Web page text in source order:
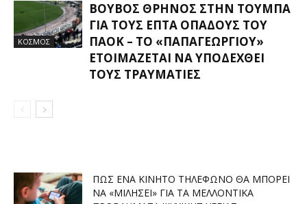
ΚΟΣΜΟΣ
ΒΟΥΒΌΣ ΘΡΉΝΟΣ ΣΤΗΝ ΤΟΎΜΠΑ
ΓΙΑ ΤΟΥΣ ΕΠΤΆ ΟΠΑΔΟΎΣ ΤΟΥ
ΠΑΟΚ – ΤΟ «ΠΑΠΑΓΕΩΡΓΊΟΥ»
ΕΤΟΙΜΆΖΕΤΑΙ ΝΑ ΥΠΟΔΕΧΘΕΊ
ΤΟΥΣ ΤΡΑΥΜΑΤΊΕΣ
ΠΏΣ ΈΝΑ ΚΙΝΗΤΌ ΤΗΛΈΦΩΝΟ ΘΑ ΜΠΟΡΕΊ
ΝΑ «ΜΙΛΉΣΕΙ» ΓΙΑ ΤΑ ΜΕΛΛΟΝΤΙΚΆ